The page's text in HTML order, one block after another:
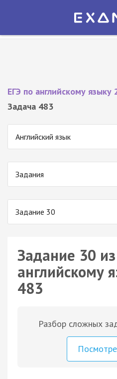
Экзамер — ЕГЭ 2027
ЕГЭ по английскому языку
Задача 483
Английский язык
Задания
Задание 30
Задание 30
английскому
483
Разбор сложных